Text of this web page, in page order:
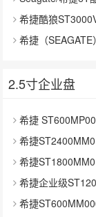
希捷酷狼
希捷（
2.5寸企业盘
希捷
希捷
希捷
希捷企业级
希捷